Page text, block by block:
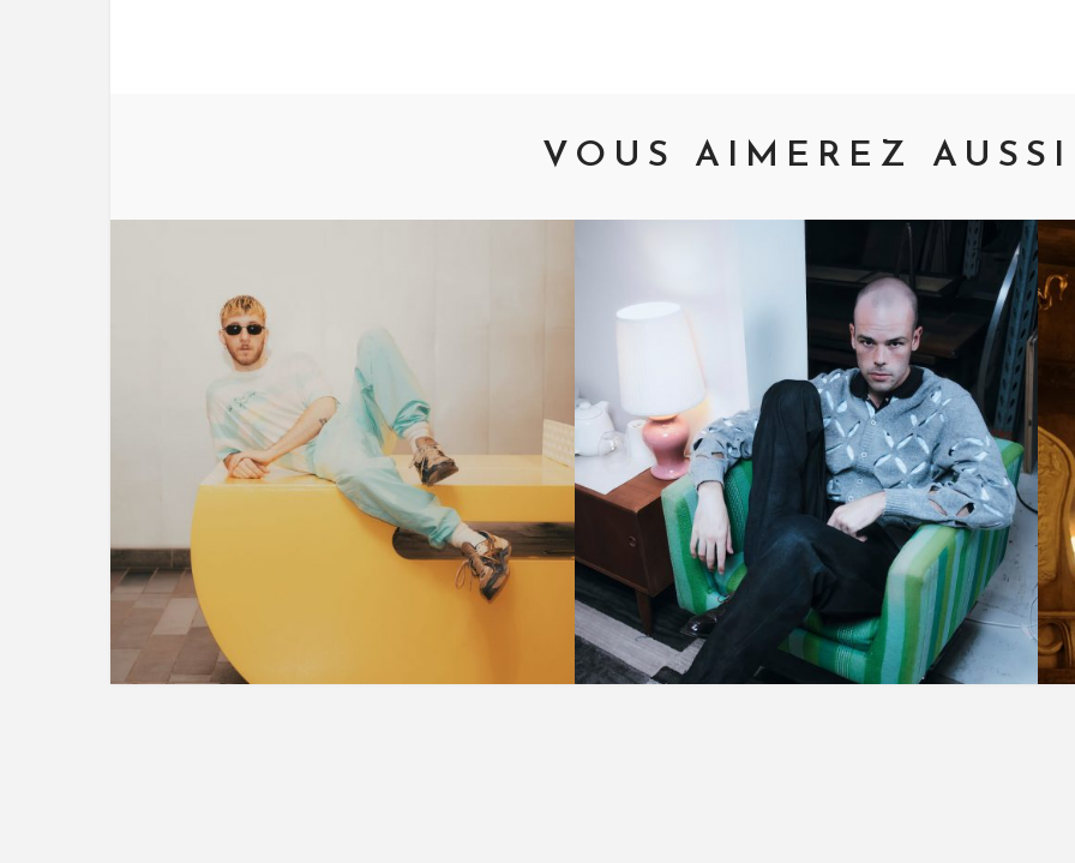
VOUS AIMEREZ AUSSI